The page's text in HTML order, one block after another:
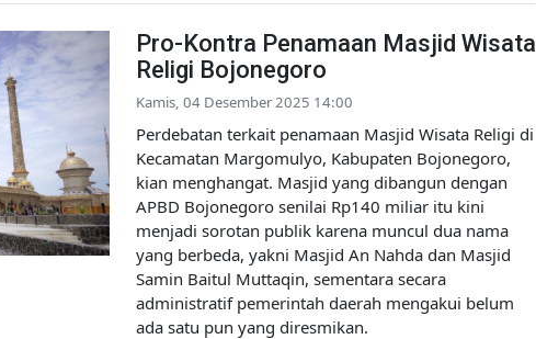
Pro-Kontra Penamaan Masjid Wisata
Religi Bojonegoro
Kamis, 04 Desember 2025 14:00
Perdebatan terkait penamaan Masjid Wisata Religi di
Kecamatan Margomulyo, Kabupaten Bojonegoro,
kian menghangat. Masjid yang dibangun dengan
APBD Bojonegoro senilai Rp140 miliar itu kini
menjadi sorotan publik karena muncul dua nama
yang berbeda, yakni Masjid An Nahda dan Masjid
Samin Baitul Muttaqin, sementara secara
administratif pemerintah daerah mengakui belum
ada satu pun yang diresmikan.